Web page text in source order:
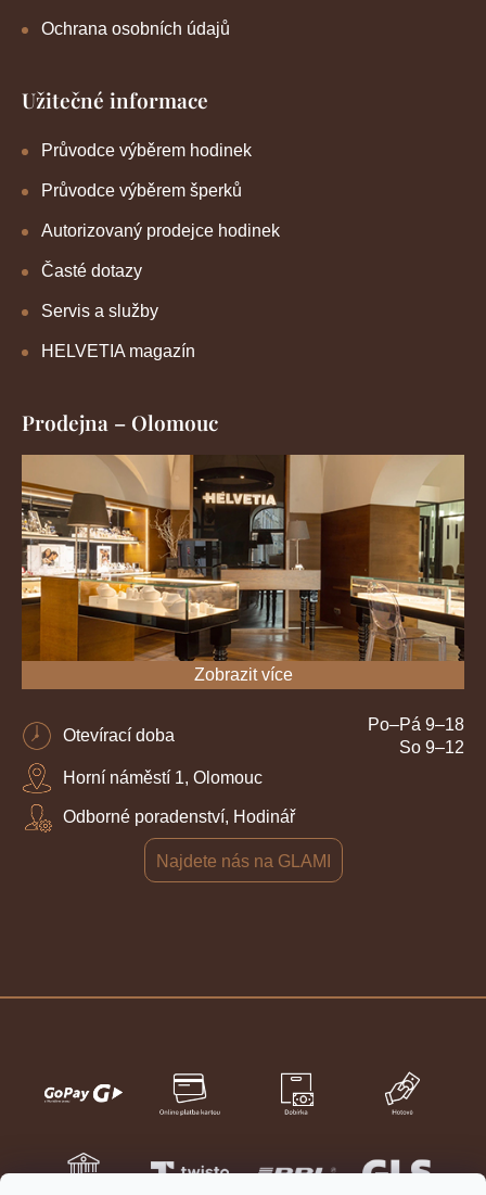
Ochrana osobních údajů
Užitečné informace
Průvodce výběrem hodinek
Průvodce výběrem šperků
Autorizovaný prodejce hodinek
Časté dotazy
Servis a služby
HELVETIA magazín
Prodejna – Olomouc
Zobrazit více
Otevírací doba
Po–Pá 9–18
So 9–12
Horní náměstí 1, Olomouc
Odborné poradenství, Hodinář
Najdete nás na GLAMI